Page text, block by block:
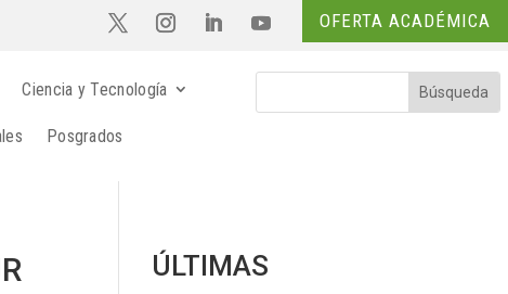
OFERTA ACADÉMICA
Ciencia y Tecnología
Posgrados
ÚLTIMAS